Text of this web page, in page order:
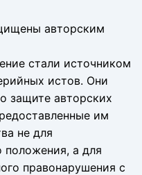
авторским
стали источником
истов. Они
защите авторских
им
не для
положения, а для
правонарушения с